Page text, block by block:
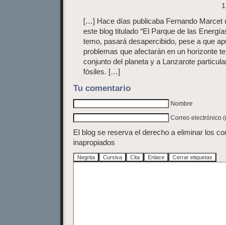
[…] Hace días publicaba Fernando Marcet
este blog titulado “El Parque de las
temo, pasará desapercibido, pese a que
problemas que afectarán en un horizonte
conjunto del planeta y a Lanzarote
fósiles. […]
Tu comentario
Nombre
Correo electrónico
El blog se reserva el derecho a eliminar los
inapropiados